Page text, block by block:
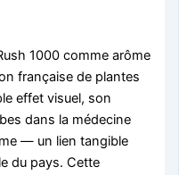
1000 comme arôme
française de plantes
effet visuel, son
dans la médecine
— un lien tangible
du pays. Cette